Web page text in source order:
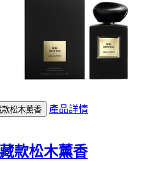
松木薰香 產品詳情
款松木薰香